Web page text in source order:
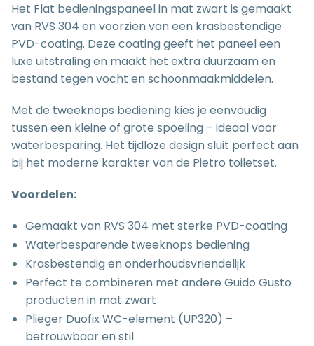
Het Flat bedieningspaneel in mat zwart is gemaakt
van RVS 304 en voorzien van een krasbestendige
PVD-coating. Deze coating geeft het paneel een
luxe uitstraling en maakt het extra duurzaam en
bestand tegen vocht en schoonmaakmiddelen.
Met de tweeknops bediening kies je eenvoudig
tussen een kleine of grote spoeling – ideaal voor
waterbesparing. Het tijdloze design sluit perfect aan
bij het moderne karakter van de Pietro toiletset.
Voordelen:
Gemaakt van RVS 304 met sterke PVD-coating
Waterbesparende tweeknops bediening
Krasbestendig en onderhoudsvriendelijk
Perfect te combineren met andere Guido Gusto
producten in mat zwart
Plieger Duofix WC-element (UP320) –
betrouwbaar en stil